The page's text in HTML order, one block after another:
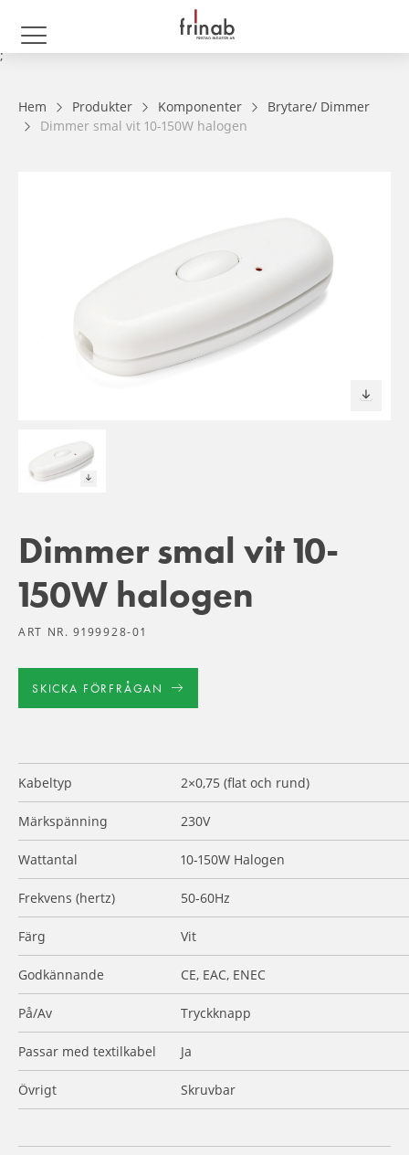
;
Hem Produkter Komponenter
Brytare/ Dimmer
Dimmer smal vit 10-150W halogen
Dimmer smal vit 10-
150W halogen
ART NR. 9199928-01
SKICKA FÖRFRÅGAN
Kabeltyp 2×0,75 (flat och rund)
Märkspänning 230V
Wattantal 10-150W Halogen
Frekvens (hertz) 50-60Hz
Färg Vit
Godkännande CE, EAC, ENEC
På/Av Tryckknapp
Passar med textilkabel Ja
Övrigt Skruvbar